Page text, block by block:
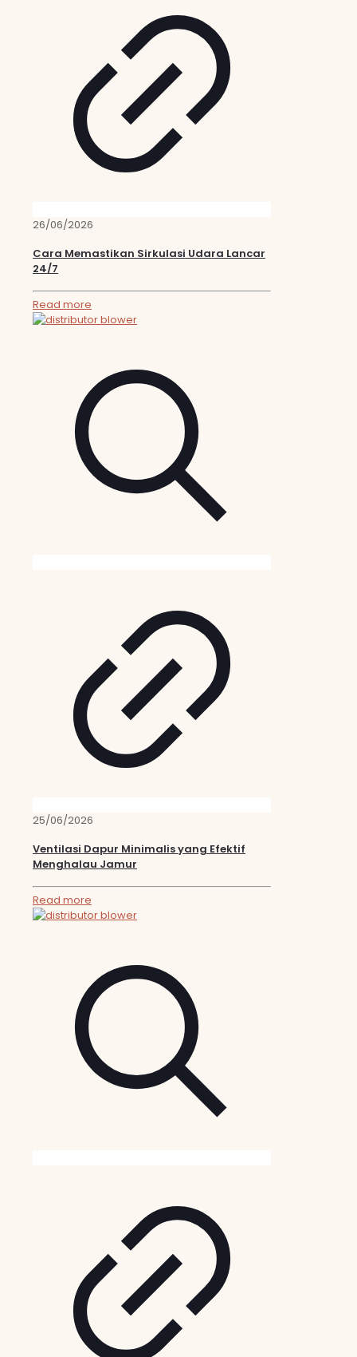
26/06/2026
Cara Memastikan Sirkulasi Udara Lancar
24/7
Read more
25/06/2026
Ventilasi Dapur Minimalis yang Efektif
Menghalau Jamur
Read more